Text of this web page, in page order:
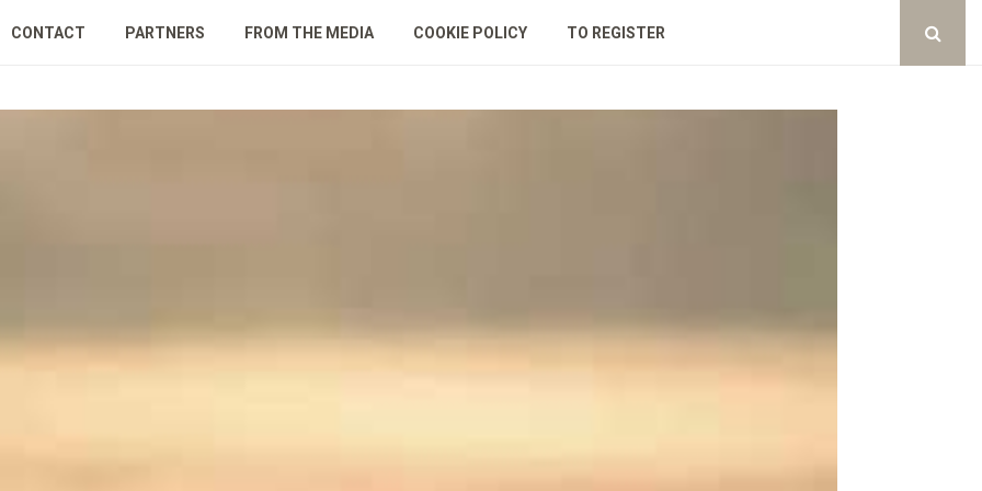
CONTACT PARTNERS FROM THE MEDIA COOKIE POLICY TO REGISTER